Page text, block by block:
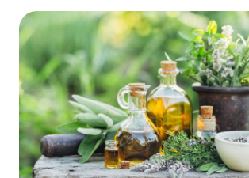
SEX A VZTAHY
PORADNA